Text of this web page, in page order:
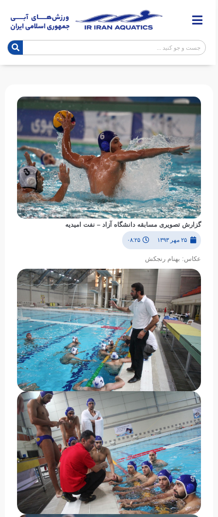
گزارش تصویری مسابقه دانشگاه آزاد – نفت امیدیه
۲۵ مهر ۱۳۹۳ ۰۸:۲۵
عکاس: بهنام رنجکش